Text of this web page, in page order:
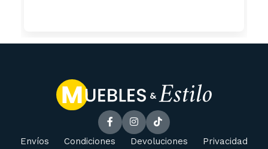
Envíos Condiciones Devoluciones Privacidad